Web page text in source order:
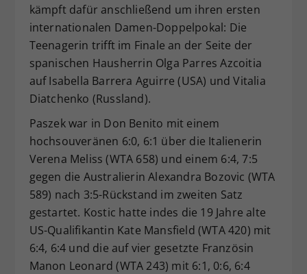
kämpft dafür anschließend um ihren ersten
internationalen Damen-Doppelpokal: Die
Teenagerin trifft im Finale an der Seite der
spanischen Hausherrin Olga Parres Azcoitia
auf Isabella Barrera Aguirre (USA) und Vitalia
Diatchenko (Russland).
Paszek war in Don Benito mit einem
hochsouveränen 6:0, 6:1 über die Italienerin
Verena Meliss (WTA 658) und einem 6:4, 7:5
gegen die Australierin Alexandra Bozovic (WTA
589) nach 3:5-Rückstand im zweiten Satz
gestartet. Kostic hatte indes die 19 Jahre alte
US-Qualifikantin Kate Mansfield (WTA 420) mit
6:4, 6:4 und die auf vier gesetzte Französin
Manon Leonard (WTA 243) mit 6:1, 0:6, 6:4